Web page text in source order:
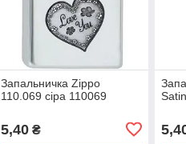
Запальничка Zippo
110.069 сіра 110069
5,40₴